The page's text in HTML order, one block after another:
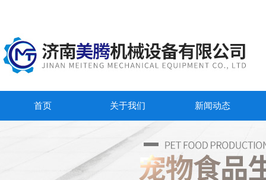
首页 关于我们 新闻动态